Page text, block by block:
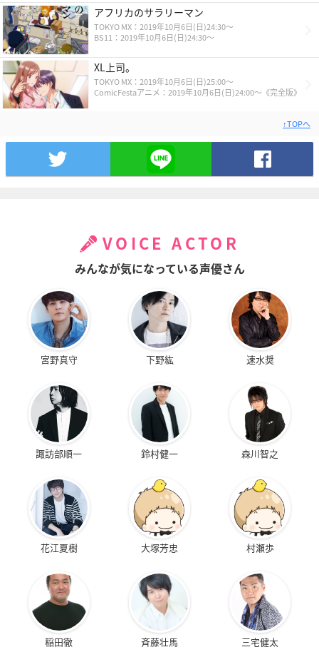
アフリカのサラリーマン
TOKYO MX：2019年10月6日(日)24:30～
BS11：2019年10月6日(日)24:30～
XL上司。
TOKYO MX：2019年10月6日(日)25:00～
ComicFestaアニメ：2019年10月6日(日)24:00～《完全版》
↑TOPへ
VOICE ACTOR
みんなが気になっている声優さん
宮野真守 下野紘 速水奨
諏訪部順一 鈴村健一 森川智之
花江夏樹 大塚芳忠 村瀬歩
稲田徹 斉藤壮馬 三宅健太